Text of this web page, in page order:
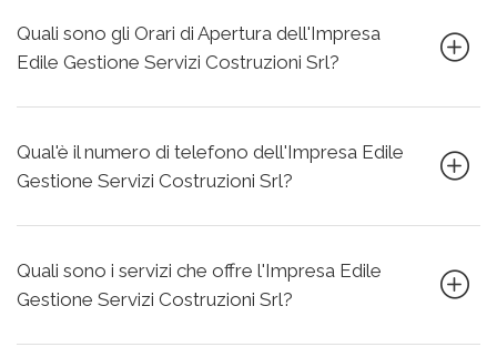
Quali sono gli Orari di Apertura dell'Impresa
Edile Gestione Servizi Costruzioni Srl?
Qual'è il numero di telefono dell'Impresa Edile
Gestione Servizi Costruzioni Srl?
Quali sono i servizi che offre l'Impresa Edile
Gestione Servizi Costruzioni Srl?